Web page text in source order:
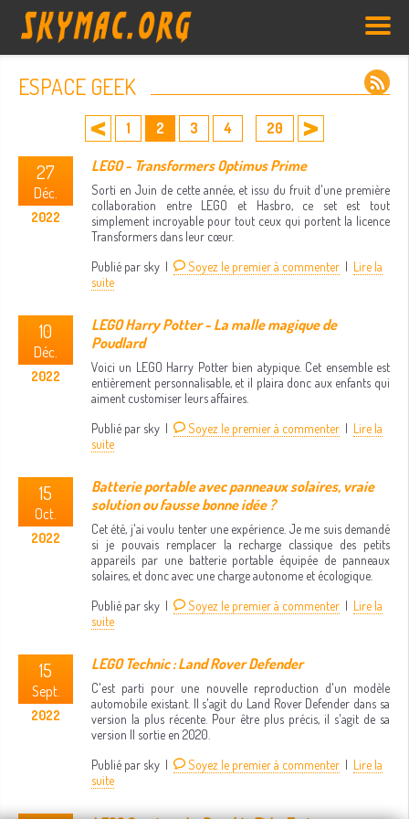
ESPACE GEEK
1 2 3 4 20
27
Déc.
2022
LEGO - Transformers Optimus Prime
Sorti en Juin de cette année, et issu du fruit d'une première
collaboration entre LEGO et Hasbro, ce set est tout
simplement incroyable pour tout ceux qui portent la licence
Transformers dans leur cœur.
Publié par sky |
Soyez le premier à commenter | Lire la
suite
10
Déc.
2022
LEGO Harry Potter - La malle magique de
Poudlard
Voici un LEGO Harry Potter bien atypique. Cet ensemble est
entièrement personnalisable, et il plaira donc aux enfants qui
aiment customiser leurs affaires.
Publié par sky |
Soyez le premier à commenter | Lire la
suite
15
Oct.
2022
Batterie portable avec panneaux solaires, vraie
solution ou fausse bonne idée ?
Cet été, j'ai voulu tenter une expérience. Je me suis demandé
si je pouvais remplacer la recharge classique des petits
appareils par une batterie portable équipée de panneaux
solaires, et donc avec une charge autonome et écologique.
Publié par sky |
Soyez le premier à commenter | Lire la
suite
15
Sept.
2022
LEGO Technic : Land Rover Defender
C'est parti pour une nouvelle reproduction d'un modèle
automobile existant. Il s'agit du Land Rover Defender dans sa
version la plus récente. Pour être plus précis, il s'agit de sa
version II sortie en 2020.
Publié par sky |
Soyez le premier à commenter | Lire la
suite